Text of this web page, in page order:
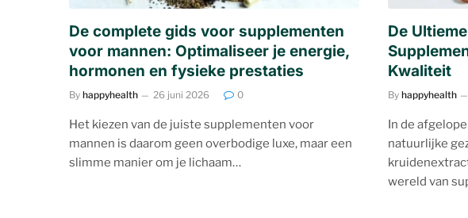
De complete gids voor supplementen
voor mannen: Optimaliseer je energie,
hormonen en fysieke prestaties
By happyhealth 26 juni 2026 0
Het kiezen van de juiste supplementen voor
mannen is daarom geen overbodige luxe, maar een
slimme manier om je lichaam…
De
Kwaliteit
By happyhealth
In de
natuurlijke
wereld van